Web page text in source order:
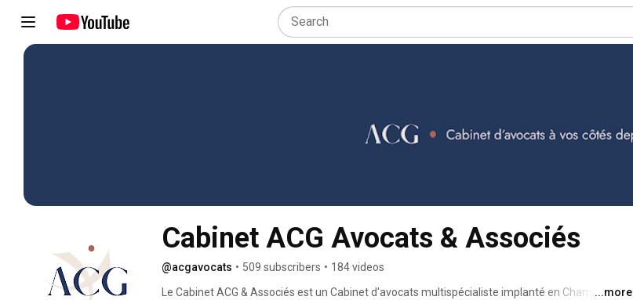
Cabinet ACG Avocats & Associés
@acgavocats • 509 subscribers • 184 videos
Le Cabinet ACG & Associés est un Cabinet d'avocats multispécialiste implanté en Champagne
...more